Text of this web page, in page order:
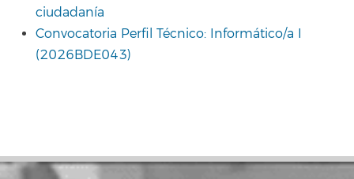
ciudadanía
Convocatoria Perfil Técnico: Informático/a I
(2026BDE043)